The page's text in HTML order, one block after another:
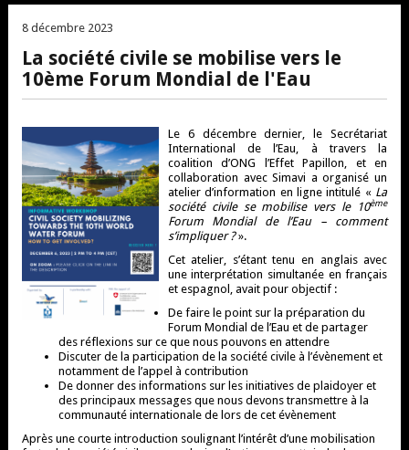
8 décembre 2023
La société civile se mobilise vers le
10ème Forum Mondial de l'Eau
Le 6 décembre dernier, le Secrétariat
International de l’Eau, à travers la
coalition d’ONG l’Effet Papillon, et en
collaboration avec Simavi a organisé un
atelier d’information en ligne intitulé « La
société civile se mobilise vers le 10ème
Forum Mondial de l’Eau – comment
s’impliquer ?».
Cet atelier, s’étant tenu en anglais avec
une interprétation simultanée en français
et espagnol, avait pour objectif :
De faire le point sur la préparation du
Forum Mondial de l’Eau et de partager
des réflexions sur ce que nous pouvons en attendre
Discuter de la participation de la société civile à l’évènement et
notamment de l’appel à contribution
De donner des informations sur les initiatives de plaidoyer et
des principaux messages que nous devons transmettre à la
communauté internationale de lors de cet évènement
Après une courte introduction soulignant l’intérêt d’une mobilisation